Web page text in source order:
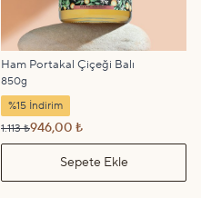
Ham Portakal Çiçeği Balı
850g
%15 İndirim
1.113 ₺946,00 ₺
Sepete Ekle